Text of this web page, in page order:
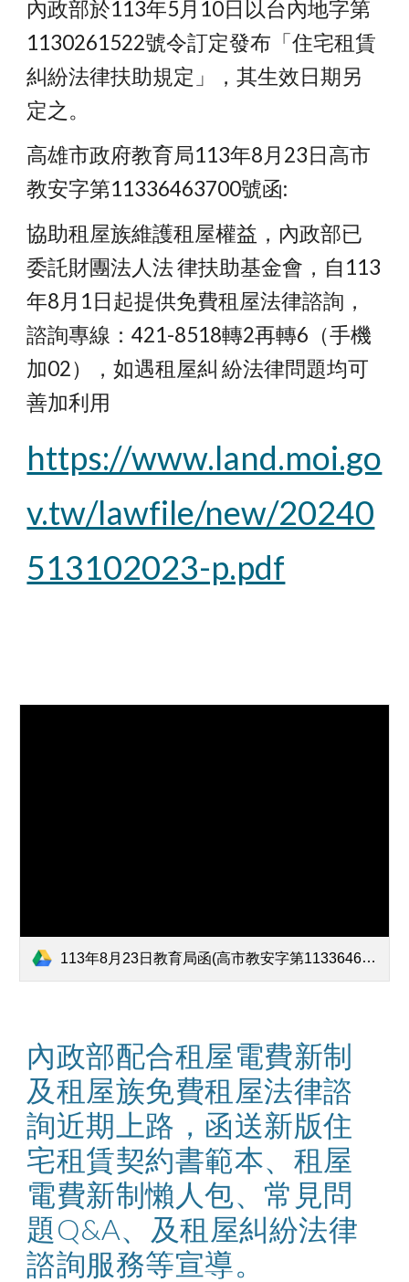
內政部於113年5月10日以台內地字第
1130261522號令訂定發布「住宅租賃
糾紛法律扶助規定」，其生效日期另
定之。
高雄市政府教育局113年8月23日高市
教安字第11336463700號函:
協助租屋族維護租屋權益，內政部已
委託財團法人法 律扶助基金會，自113
年8月1日起提供免費租屋法律諮詢，
諮詢專線：421-8518轉2再轉6（手機
加02），如遇租屋糾 紛法律問題均可
善加利用
https://www.land.moi.go
v.tw/lawfile/new/20240
513102023-p.pdf
113年8月23日教育局函(高市教安字第11336463700號).pdf
內政部配合租屋電費新制
及租屋族免費租屋法律諮
詢近期上路，函送新版住
宅租賃契約書範本、租屋
電費新制懶人包、常見問
題Q&A、及租屋糾紛法律
諮詢服務等宣導。